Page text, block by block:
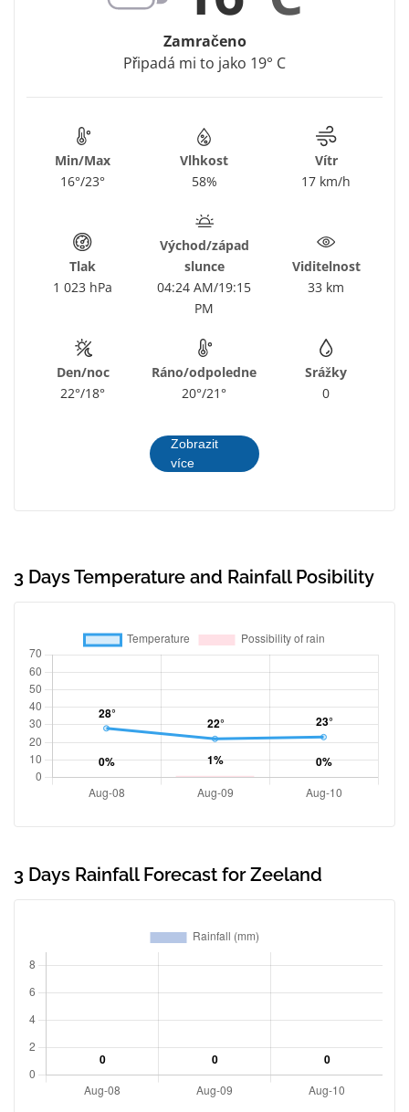
Zamračeno
Připadá mi to jako 19° C
Min/Max
16°/23°
Vlhkost
58%
Vítr
17 km/h
Tlak
1 023 hPa
Východ/západ
slunce
04:24 AM/19:15
PM
Viditelnost
33 km
Den/noc
22°/18°
Ráno/odpoledne
20°/21°
Srážky
0
Zobrazit
více
3 Days Temperature and Rainfall Posibility
3 Days Rainfall Forecast for Zeeland